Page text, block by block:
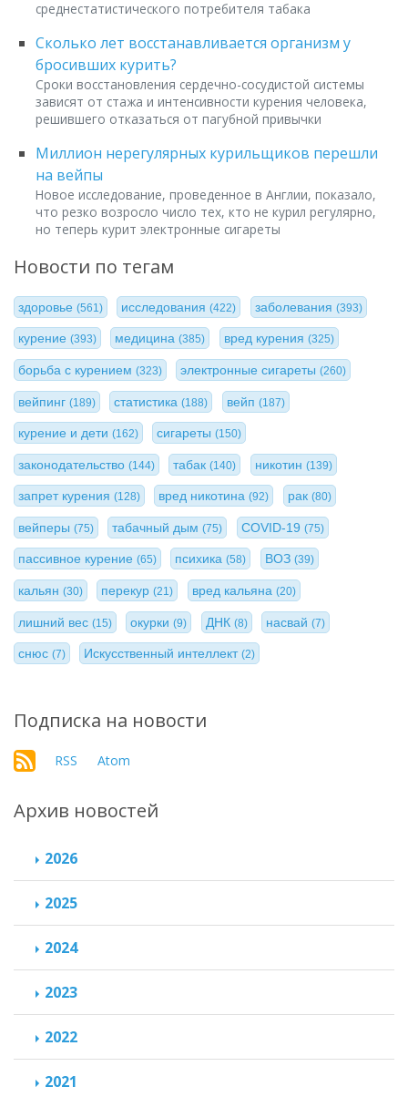
среднестатистического потребителя табака
Сколько лет восстанавливается организм у
бросивших курить?
Сроки восстановления сердечно-сосудистой системы
зависят от стажа и интенсивности курения человека,
решившего отказаться от пагубной привычки
Миллион нерегулярных курильщиков перешли
на вейпы
Новое исследование, проведенное в Англии, показало,
что резко возросло число тех, кто не курил регулярно,
но теперь курит электронные сигареты
Новости по тегам
здоровье (561) исследования(422) заболевания (393)
курение (393) медицина(385) вред курения (325)
борьба с курением (323) электронные сигареты(260)
вейпинг (189) статистика(188) вейп (187)
курение и дети (162) сигареты(150)
законодательство (144) табак(140) никотин (139)
запрет курения (128) вред никотина(92) рак (80)
вейперы (75) табачный дым(75) COVID-19 (75)
пассивное курение (65) психика(58) ВОЗ (39)
кальян (30) перекур(21) вред кальяна (20)
лишний вес (15) окурки(9) ДНК (8) насвай(7)
снюс (7) Искусственный интеллект(2)
Подписка на новости
RSS Atom
Архив новостей
2026
2025
2024
2023
2022
2021